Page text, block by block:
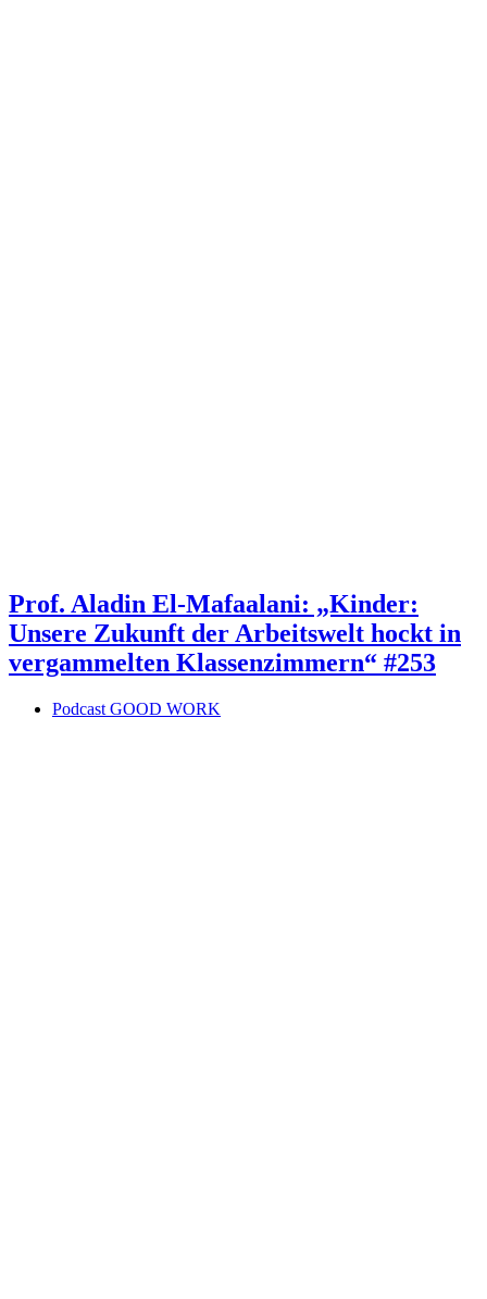
Prof. Aladin El-Mafaalani: „Kinder:
Unsere Zukunft der Arbeitswelt hockt in
vergammelten Klassenzimmern“ #253
Podcast GOOD WORK